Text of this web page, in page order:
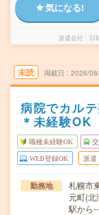
気になる!
派遣会社 日
未読 掲載日 2026/
病院でカル
＊未経験OK
職種未経験OK
WEB登録OK 派遣
勤務地
札幌市
元町(北
駅から